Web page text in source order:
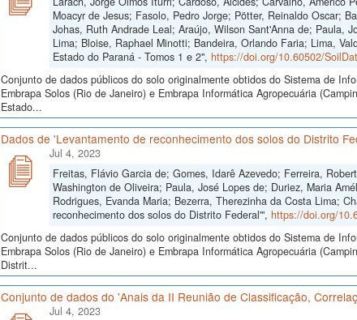
Moacyr de Jesus; Fasolo, Pedro Jorge; Pötter, Reinaldo Oscar;
Johas, Ruth Andrade Leal; Araújo, Wilson Sant'Anna de; Paula,
Lima; Bloise, Raphael Minotti; Bandeira, Orlando Faria; Lima,
Estado do Paraná - Tomos 1 e 2", https://doi.org/10.60502/
Conjunto de dados públicos do solo originalmente obtidos do Sistema de
Embrapa Solos (Rio de Janeiro) e Embrapa Informática Agropecuária
Estado...
Dados de 'Levantamento de reconhecimento dos solos do Distrito
Jul 4, 2023
Freitas, Flávio Garcia de; Gomes, Idarê Azevedo; Ferreira,
Washington de Oliveira; Paula, José Lopes de; Duriez, Maria
Rodrigues, Evanda Maria; Bezerra, Therezinha da Costa Lima;
reconhecimento dos solos do Distrito Federal'", https://doi.org/
Conjunto de dados públicos do solo originalmente obtidos do Sistema de
Embrapa Solos (Rio de Janeiro) e Embrapa Informática Agropecuária
Distrit...
Conjunto de dados do 'Anais da II Reunião de Classificação,
Jul 4, 2023